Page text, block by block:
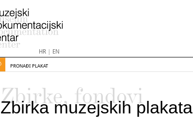
HR| EN
PRONAĐI PLAKAT
Zbirke, fondovi
Zbirka muzejskih plakata